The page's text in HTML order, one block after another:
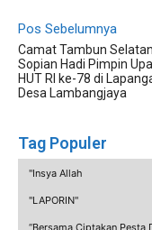
Pos Sebelumnya
Camat Tambun
Sopian Hadi Pimpin
HUT RI ke-78 di
Desa Lambangjaya
Tag Populer
"Insya Allah
"LAPORIN"
“Bersama Ciptakan Pesta